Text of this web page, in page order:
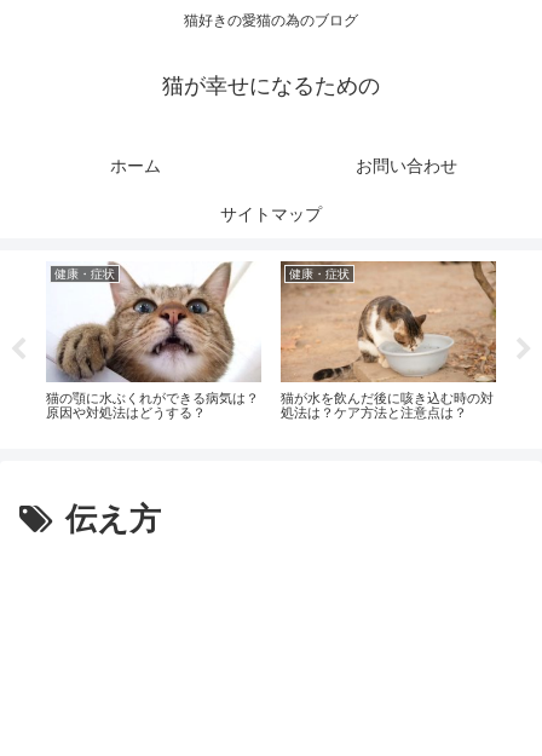
猫好きの愛猫の為のブログ
猫が幸せになるための
ホーム お問い合わせ
サイトマップ
健康・症状
猫の顎に水ぶくれができる病気は？
原因や対処法はどうする？
健康・症状
猫が水を飲んだ後に咳き込む時の対
処法は？ケア方法と注意点は？
伝え方